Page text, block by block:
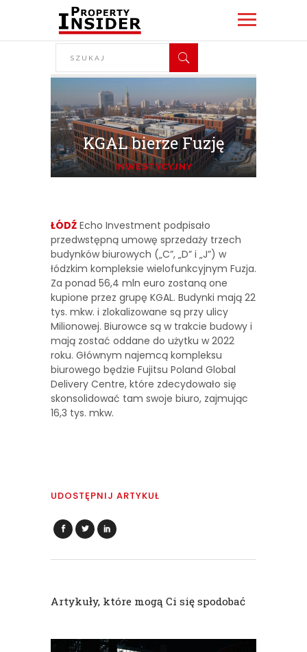
KGAL bierze Fuzję
INWESTYCYJNY
ŁÓDŹ Echo Investment podpisało
przedwstępną umowę sprzedaży trzech
budynków biurowych („C”, „D” i „J”) w
łódzkim kompleksie wielofunkcyjnym Fuzja.
Za ponad 56,4 mln euro zostaną one
kupione przez grupę KGAL. Budynki mają 22
tys. mkw. i zlokalizowane są przy ulicy
Milionowej. Biurowce są w trakcie budowy i
mają zostać oddane do użytku w 2022
roku. Głównym najemcą kompleksu
biurowego będzie Fujitsu Poland Global
Delivery Centre, które zdecydowało się
skonsolidować tam swoje biuro, zajmując
16,3 tys. mkw.
UDOSTĘPNIJ ARTYKUŁ
Artykuły, które mogą Ci się spodobać